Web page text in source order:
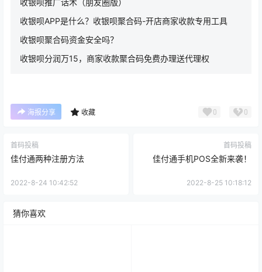
收银呗推广话术（朋友圈版）
收银呗APP是什么？收银呗聚合码-开店商家收款专用工具
收银呗聚合码资金安全吗？
收银呗分润万15，商家收款聚合码免费办理送代理权
海报分享 收藏 0 0
首码投稿
佳付通两种注册方法
2022-8-24 10:42:52
首码投稿
佳付通手机POS全新来袭！
2022-8-25 10:18:12
猜你喜欢